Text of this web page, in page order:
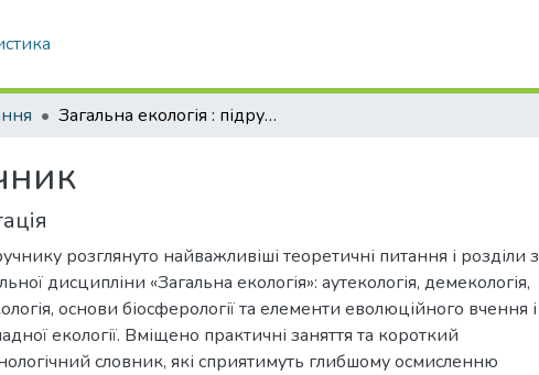
Загальна екологія : підручник
розглянуто найважливіші теоретичні питання і розділи з
дисципліни «Загальна екологія»: аутекологія, демекологія,
основи біосферології та елементи еволюційного вчення і
екології. Вміщено практичні заняття та короткий
словник, які сприятимуть глибшому осмисленню